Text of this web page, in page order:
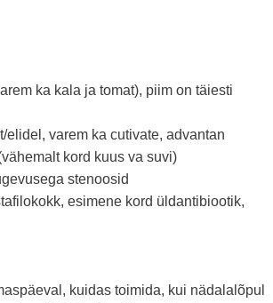
ka kala ja tomat), piim on täiesti
varem ka cutivate, advantan
kord kuus va suvi)
stenoosid
esimene kord üldantibiootik,
kuidas toimida, kui nädalalõpul